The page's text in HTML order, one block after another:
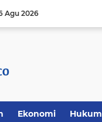
Agu 2026
Ekonomi Hukum